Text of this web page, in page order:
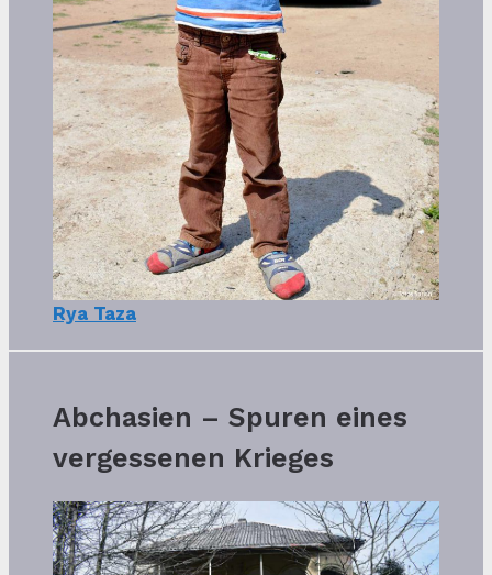
Rya Taza
Abchasien – Spuren eines
vergessenen Krieges